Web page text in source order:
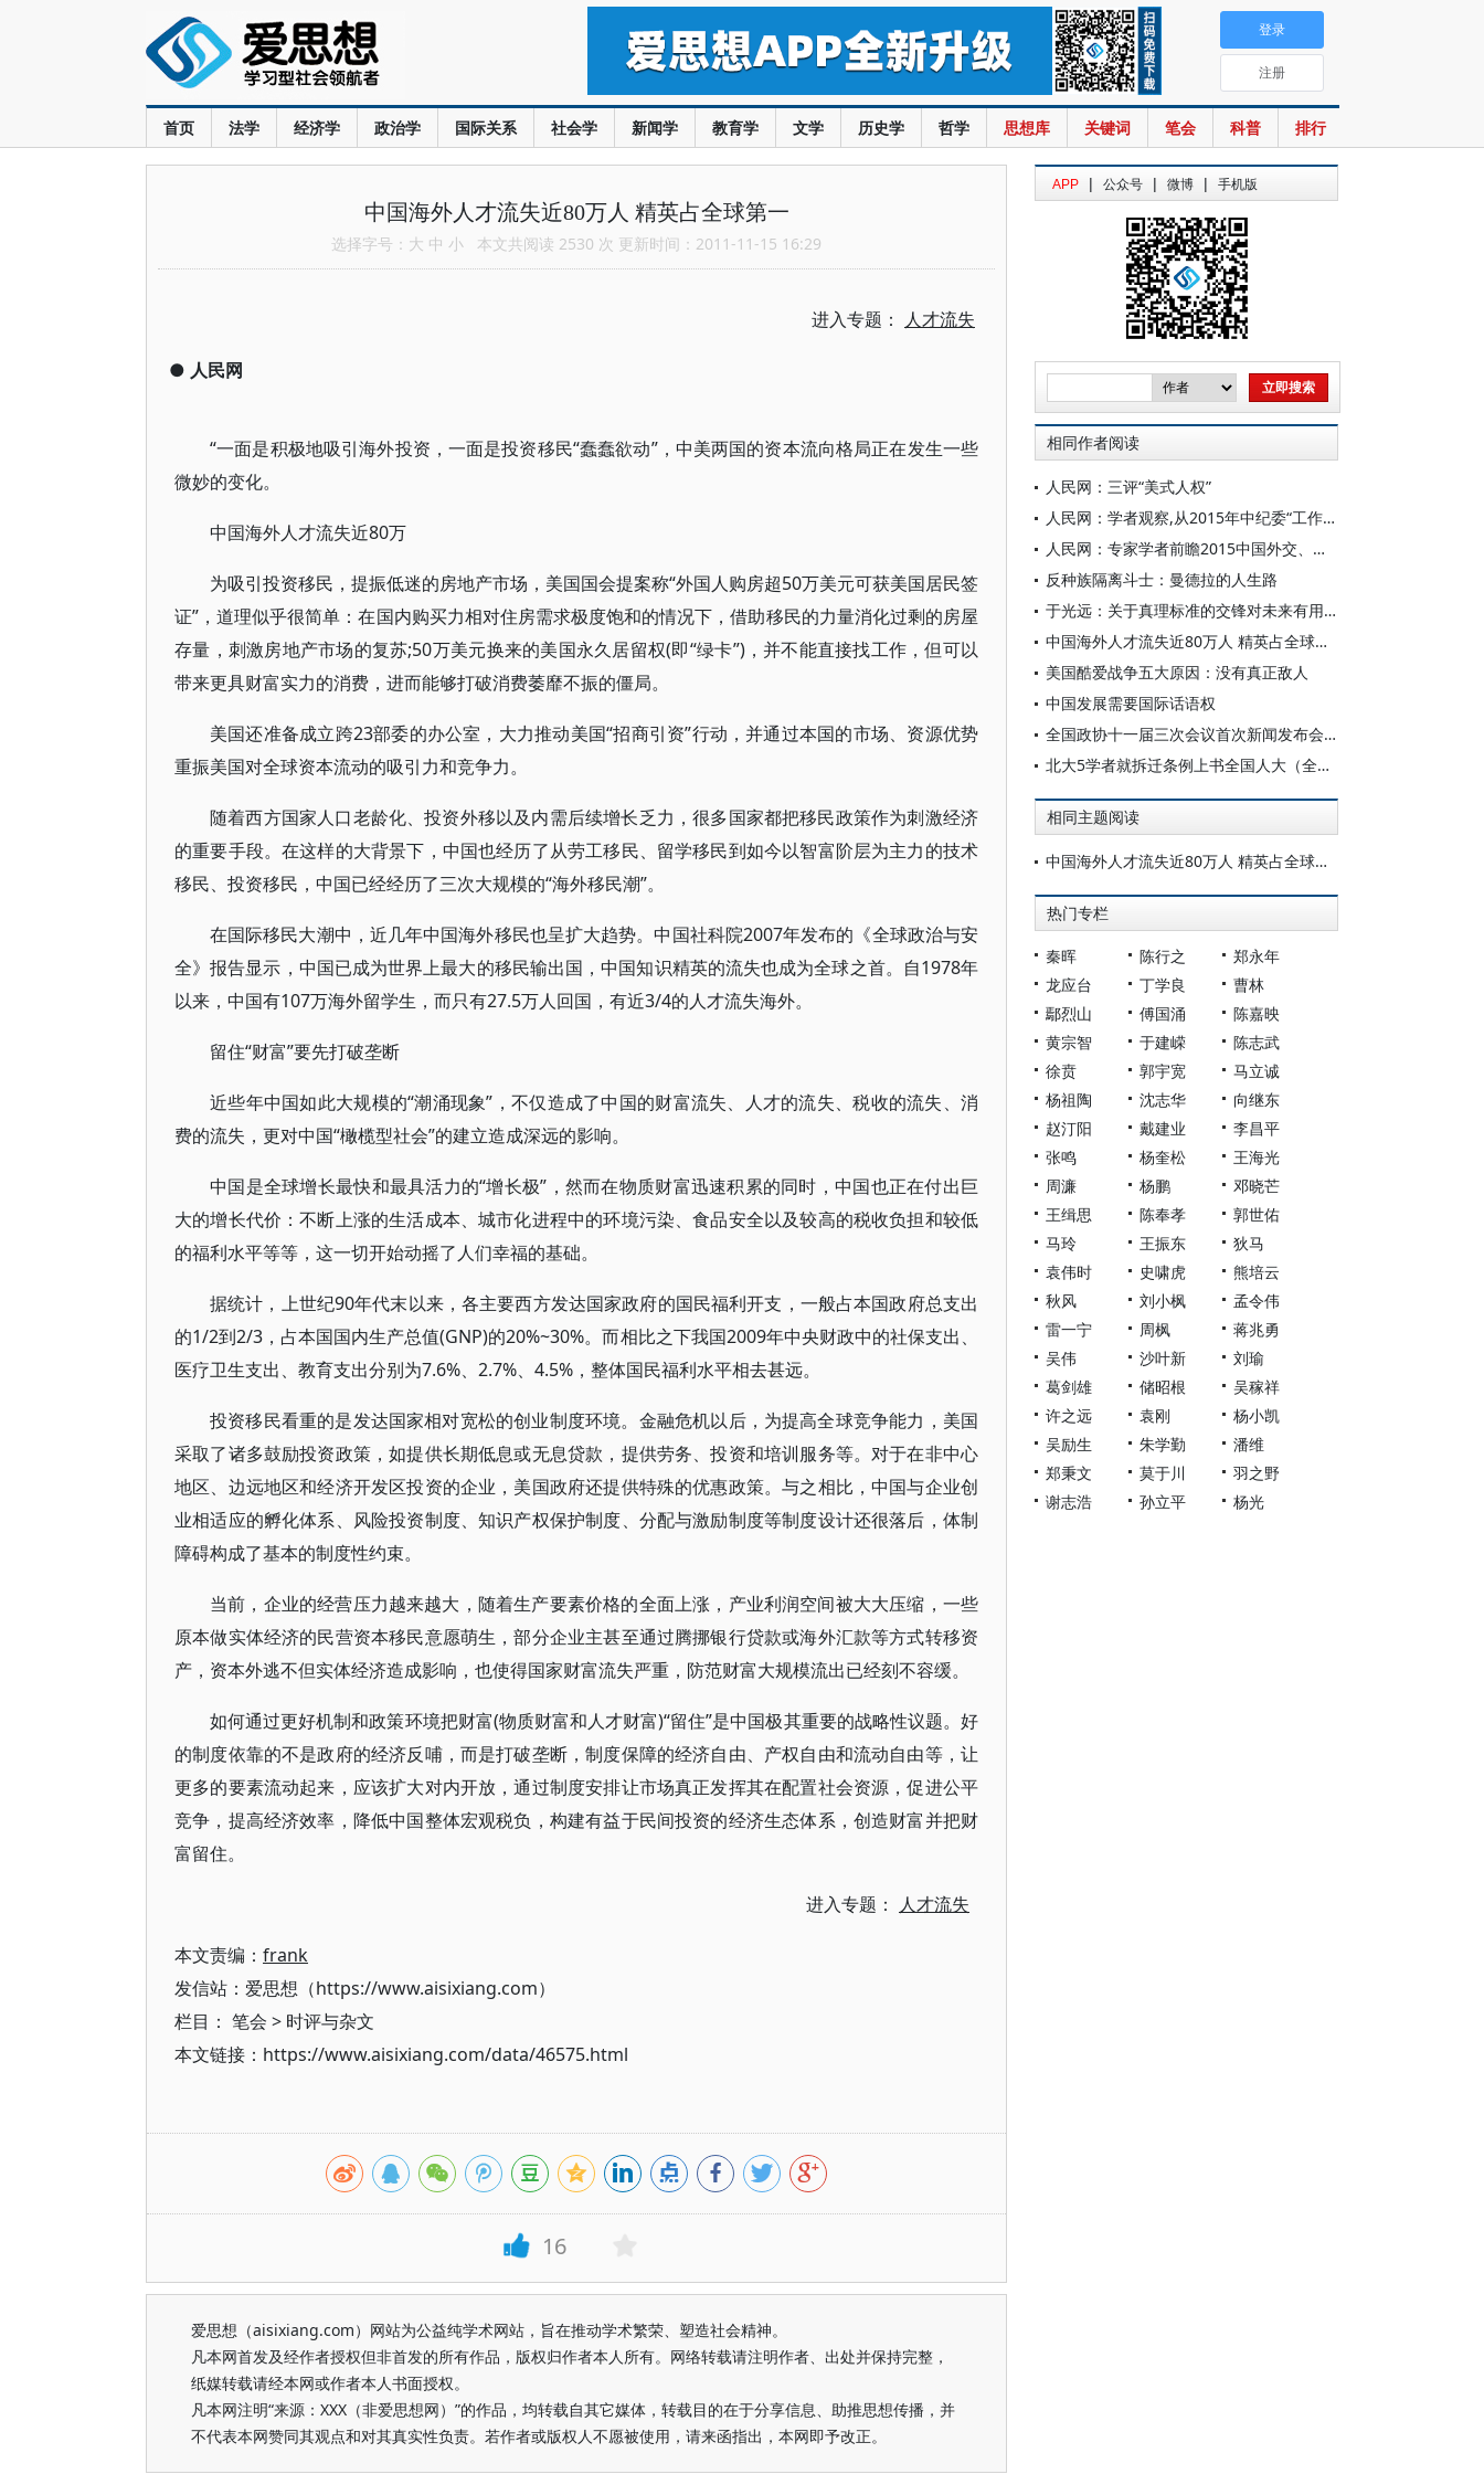
首页 法学 经济学 政治学 国际关系 社会学 新闻学 教育学 文学 历史学 哲学 思想库 关键词 笔会 科普 排行
登录
注册
中国海外人才流失近80万人 精英占全球第一
选择字号： 大 中 小 本文共阅读 2530 次 更新时间：2011-11-15 16:29
进入专题： 人才流失
● 人民网
“一面是积极地吸引海外投资，一面是投资移民“蠢蠢欲动”，中美两国的资本流向格局正在发生一些
微妙的变化。
中国海外人才流失近80万
为吸引投资移民，提振低迷的房地产市场，美国国会提案称“外国人购房超50万美元可获美国居民签
证”，道理似乎很简单：在国内购买力相对住房需求极度饱和的情况下，借助移民的力量消化过剩的房屋
存量，刺激房地产市场的复苏;50万美元换来的美国永久居留权(即“绿卡”)，并不能直接找工作，但可以
带来更具财富实力的消费，进而能够打破消费萎靡不振的僵局。
美国还准备成立跨23部委的办公室，大力推动美国“招商引资”行动，并通过本国的市场、资源优势
重振美国对全球资本流动的吸引力和竞争力。
随着西方国家人口老龄化、投资外移以及内需后续增长乏力，很多国家都把移民政策作为刺激经济
的重要手段。在这样的大背景下，中国也经历了从劳工移民、留学移民到如今以智富阶层为主力的技术
移民、投资移民，中国已经经历了三次大规模的“海外移民潮”。
在国际移民大潮中，近几年中国海外移民也呈扩大趋势。中国社科院2007年发布的《全球政治与安
全》报告显示，中国已成为世界上最大的移民输出国，中国知识精英的流失也成为全球之首。自1978年
以来，中国有107万海外留学生，而只有27.5万人回国，有近3/4的人才流失海外。
留住“财富”要先打破垄断
近些年中国如此大规模的“潮涌现象”，不仅造成了中国的财富流失、人才的流失、税收的流失、消
费的流失，更对中国“橄榄型社会”的建立造成深远的影响。
中国是全球增长最快和最具活力的“增长极”，然而在物质财富迅速积累的同时，中国也正在付出巨
大的增长代价：不断上涨的生活成本、城市化进程中的环境污染、食品安全以及较高的税收负担和较低
的福利水平等等，这一切开始动摇了人们幸福的基础。
据统计，上世纪90年代末以来，各主要西方发达国家政府的国民福利开支，一般占本国政府总支出
的1/2到2/3，占本国国内生产总值(GNP)的20%~30%。而相比之下我国2009年中央财政中的社保支出、
医疗卫生支出、教育支出分别为7.6%、2.7%、4.5%，整体国民福利水平相去甚远。
投资移民看重的是发达国家相对宽松的创业制度环境。金融危机以后，为提高全球竞争能力，美国
采取了诸多鼓励投资政策，如提供长期低息或无息贷款，提供劳务、投资和培训服务等。对于在非中心
地区、边远地区和经济开发区投资的企业，美国政府还提供特殊的优惠政策。与之相比，中国与企业创
业相适应的孵化体系、风险投资制度、知识产权保护制度、分配与激励制度等制度设计还很落后，体制
障碍构成了基本的制度性约束。
当前，企业的经营压力越来越大，随着生产要素价格的全面上涨，产业利润空间被大大压缩，一些
原本做实体经济的民营资本移民意愿萌生，部分企业主甚至通过腾挪银行贷款或海外汇款等方式转移资
产，资本外逃不但实体经济造成影响，也使得国家财富流失严重，防范财富大规模流出已经刻不容缓。
如何通过更好机制和政策环境把财富(物质财富和人才财富)“留住”是中国极其重要的战略性议题。好
的制度依靠的不是政府的经济反哺，而是打破垄断，制度保障的经济自由、产权自由和流动自由等，让
更多的要素流动起来，应该扩大对内开放，通过制度安排让市场真正发挥其在配置社会资源，促进公平
竞争，提高经济效率，降低中国整体宏观税负，构建有益于民间投资的经济生态体系，创造财富并把财
富留住。
进入专题： 人才流失
本文责编： frank
发信站：爱思想（https://www.aisixiang.com）
栏目： 笔会 > 时评与杂文
本文链接：https://www.aisixiang.com/data/46575.html
16
爱思想（aisixiang.com）网站为公益纯学术网站，旨在推动学术繁荣、塑造社会精神。
凡本网首发及经作者授权但非首发的所有作品，版权归作者本人所有。网络转载请注明作者、出处并保持完整，
纸媒转载请经本网或作者本人书面授权。
凡本网注明“来源：XXX（非爱思想网）”的作品，均转载自其它媒体，转载目的在于分享信息、助推思想传播，并
不代表本网赞同其观点和对其真实性负责。若作者或版权人不愿被使用，请来函指出，本网即予改正。
APP | 公众号 | 微博 | 手机版
相同作者阅读
人民网：三评“美式人权”
人民网：学者观察,从2015年中纪委“工作清单”看反腐剑指何方？
人民网：专家学者前瞻2015中国外交、经济、依法治国等7看点
反种族隔离斗士：曼德拉的人生路
于光远：关于真理标准的交锋对未来有用、宝贵
中国海外人才流失近80万人 精英占全球第一
美国酷爱战争五大原因：没有真正敌人
中国发展需要国际话语权
全国政协十一届三次会议首次新闻发布会实录
北大5学者就拆迁条例上书全国人大（全文）
相同主题阅读
中国海外人才流失近80万人 精英占全球第一
热门专栏
秦晖 陈行之
郑永年
龙应台
丁学良
曹林
鄢烈山
傅国涌
陈嘉映
黄宗智
于建嵘
陈志武
徐贲
郭宇宽
马立诚
杨祖陶
沈志华
向继东
赵汀阳
戴建业
李昌平
张鸣
杨奎松
王海光
周濂
杨鹏
邓晓芒
王缉思
陈奉孝
郭世佑
马玲
王振东
狄马
袁伟时
史啸虎
熊培云
秋风
刘小枫
孟令伟
雷一宁
周枫
蒋兆勇
吴伟
沙叶新
刘瑜
葛剑雄
储昭根
吴稼祥
许之远
袁刚
杨小凯
吴励生
朱学勤
潘维
郑秉文
莫于川
羽之野
谢志浩
孙立平 杨光